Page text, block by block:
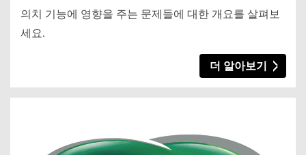
의치 기능에 영향을 주는 문제들에 대한 개요를 살펴보
세요.
더 알아보기